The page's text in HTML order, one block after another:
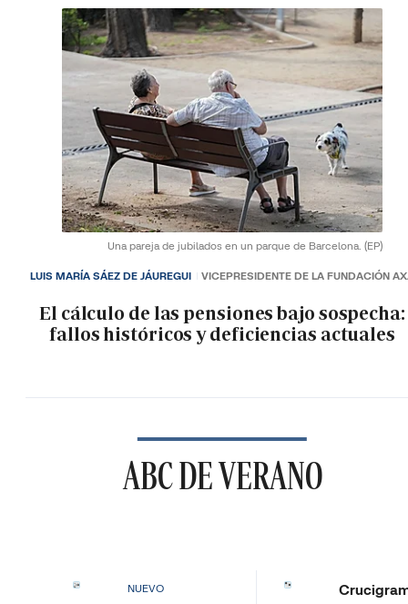
Una pareja de jubilados en un parque de Barcelona. (EP)
El cálculo de las pensiones bajo sospecha:
fallos históricos y deficiencias actuales
LUIS MARÍA SÁEZ DE JÁUREGUI VICEPRESIDENTE DE LA FUNDACIÓN
ABC DE VERANO
NUEVO